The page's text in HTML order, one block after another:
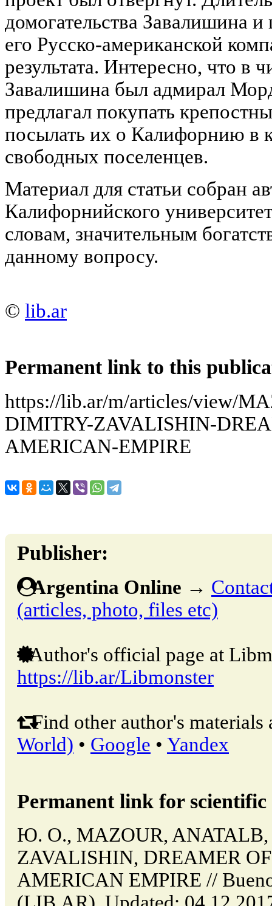
домогательства Завалишина
его Русско-американской
результата. Интересно, что в
Завалишина был адмирал
предлагал покупать
посылать их о Калифорнию в
свободных поселенцев.
Материал для статьи собран
Калифорнийского
словам, значительным
данному вопросу.
© lib.ar
Permanent link to this
https://lib.ar/m/articles/view/
DIMITRY-ZAVALISHIN-
AMERICAN-EMPIRE
Publisher:
Argentina Online →
(articles, photo, files etc)
Author's official page at
https://lib.ar/Libmonster
Find other author's materials
World) • Google • Yandex
Permanent link for
Ю. О., MAZOUR,
ZAVALISHIN, DREAMER
AMERICAN EMPIRE //